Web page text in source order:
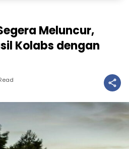
Meluncur,
Kolabs dengan